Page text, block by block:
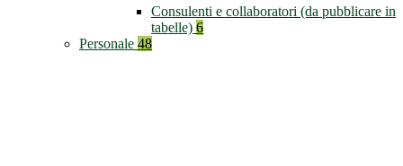
Consulenti e collaboratori (da pubblicare in
tabelle) 6
Personale 48